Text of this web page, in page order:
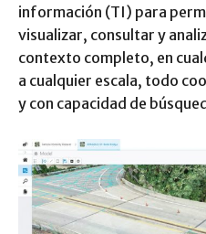
información (TI) para
visualizar, consultar y
contexto completo, en
a cualquier escala, todo
y con capacidad de